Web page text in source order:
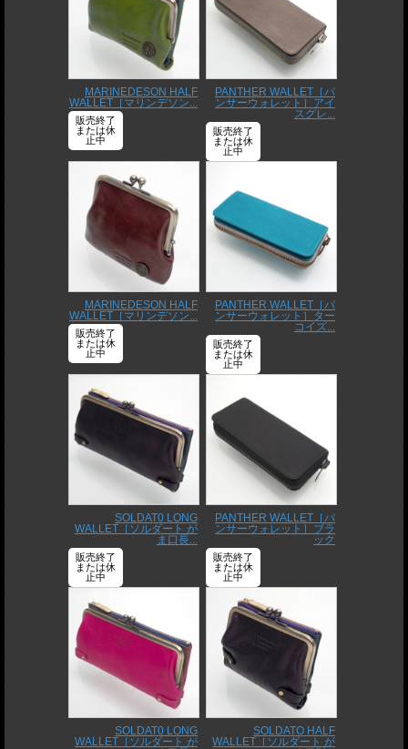
MARINEDESON HALF
WALLET［マリンデソン...
販売終了
または休
止中
PANTHER WALLET［パ
ンサーウォレット］アイ
スグレ...
販売終了
または休
止中
MARINEDESON HALF
WALLET［マリンデソン...
販売終了
または休
止中
PANTHER WALLET［パ
ンサーウォレット］ター
コイズ...
販売終了
または休
止中
SOLDAT0 LONG
WALLET［ソルダート が
ま口長...
販売終了
または休
止中
PANTHER WALLET［パ
ンサーウォレット］ブラ
ック
販売終了
または休
止中
SOLDAT0 LONG
WALLET［ソルダート が
SOLDATO HALF
WALLET［ソルダート が